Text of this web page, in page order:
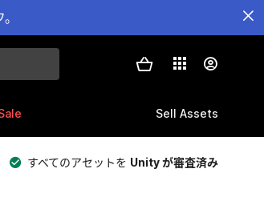
Sell Assets
すべてのアセットを Unity が審査済み